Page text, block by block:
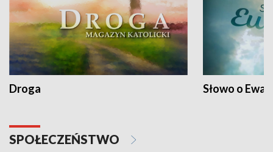
Droga Słowo o
SPOŁECZEŃSTWO